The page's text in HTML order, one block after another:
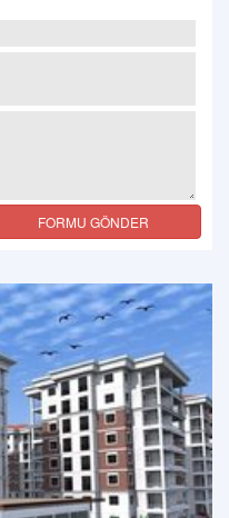
FORMU GÖNDER